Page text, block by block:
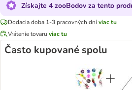
Získajte 4 zooBodov za tento
Dodacia doba 1-3 pracovných dníviac tu
Vrátenie tovaru viac tu
Často kupované spolu